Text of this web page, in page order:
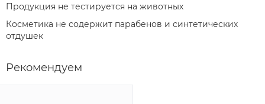
Продукция не тестируется на животных
Косметика не содержит парабенов и синтетических
отдушек
Рекомендуем